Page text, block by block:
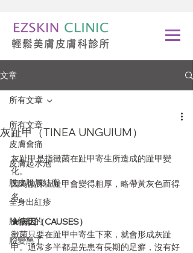
文章
所有文章
皮膚會痛
皮膚起水泡
脫皮脫屑結痂
全身出紅疹
臉紅紅的
臉變黑了
所有文章
灰趾甲（TINEA UNGUIUM）
灰趾甲是指黴菌在趾甲寄生所造成的趾甲變
化。
因為臨床上趾甲會變得粗厚，略帶黃灰色而得
名。
★病因（CAUSES）
黴菌只要在趾甲中寄生下來，就會形成灰趾
甲。通常多半都是先患有長期的足癬，沒有好